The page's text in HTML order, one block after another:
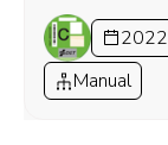
2022
Manual